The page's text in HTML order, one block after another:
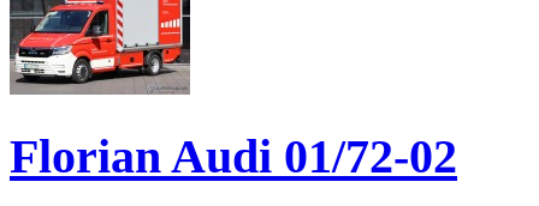
Florian Audi 01/72-02